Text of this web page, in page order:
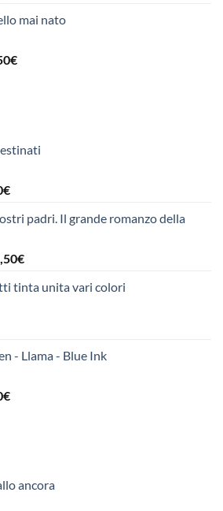
attuale
mai nato
€Il
€Il
attuale
7,50€.
padri. Il grande romanzo della
€Il
attuale
tinta unita vari colori
- Llama - Blue Ink
€Il
ancora